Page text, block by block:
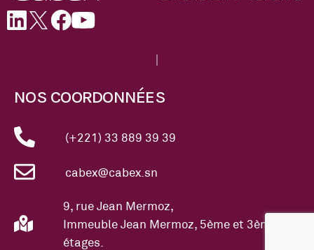
NOS COORDONNÉES
(+221) 33 889 39 39
cabex@cabex.sn
9, rue Jean Mermoz,
Immeuble Jean Mermoz, 5ème et 3ème
étages.